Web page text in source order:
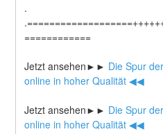
.
============
Jetzt ansehen►► Die Spur
online in hoher Qualität ◀◀
Jetzt ansehen►► Die Spur
online in hoher Qualität ◀◀